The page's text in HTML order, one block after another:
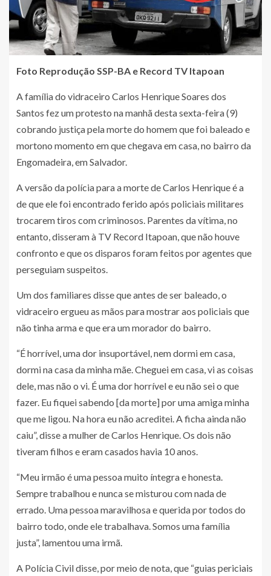
Foto Reprodução SSP-BA e Record TV Itapoan
A família do vidraceiro Carlos Henrique Soares dos
Santos fez um protesto na manhã desta sexta-feira (9)
cobrando justiça pela morte do homem que foi baleado e
mortono momento em que chegava em casa, no bairro da
Engomadeira, em Salvador.
A versão da polícia para a morte de Carlos Henrique é a
de que ele foi encontrado ferido após policiais militares
trocarem tiros com criminosos. Parentes da vítima, no
entanto, disseram à TV Record Itapoan, que não houve
confronto e que os disparos foram feitos por agentes que
perseguiam suspeitos.
Um dos familiares disse que antes de ser baleado, o
vidraceiro ergueu as mãos para mostrar aos policiais que
não tinha arma e que era um morador do bairro.
“É horrível, uma dor insuportável, nem dormi em casa,
dormi na casa da minha mãe. Cheguei em casa, vi as coisas
dele, mas não o vi. É uma dor horrível e eu não sei o que
fazer. Eu fiquei sabendo [da morte] por uma amiga minha
que me ligou. Na hora eu não acreditei. A ficha ainda não
caiu”, disse a mulher de Carlos Henrique. Os dois não
tiveram filhos e eram casados havia 10 anos.
“Meu irmão é uma pessoa muito íntegra e honesta.
Sempre trabalhou e nunca se misturou com nada de
errado. Uma pessoa maravilhosa e querida por todos do
bairro todo, onde ele trabalhava. Somos uma família
justa”, lamentou uma irmã.
A Polícia Civil disse, por meio de nota, que “guias periciais